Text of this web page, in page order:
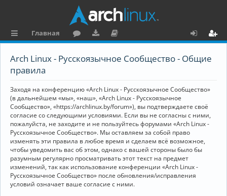
ы
к
и
Главная
ру
ру
и
ку
е
н
та
ц
и
я
о
Arch Linux - Русскоязычное Сообщество - Общие
правила
Заходя на конференцию «Arch Linux - Русскоязычное Сообщество»
(в дальнейшем «мы», «наш», «Arch Linux - Русскоязычное
Сообщество», «https://archlinux.by/forum»), вы подтверждаете своё
согласие со следующими условиями. Если вы не согласны с ними,
пожалуйста, не заходите и не пользуйтесь форумами «Arch Linux -
Русскоязычное Сообщество». Мы оставляем за собой право
изменять эти правила в любое время и сделаем всё возможное,
чтобы уведомить вас об этом, однако с вашей стороны было бы
разумным регулярно просматривать этот текст на предмет
изменений, так как использование конференции «Arch Linux -
Русскоязычное Сообщество» после обновления/исправления
условий означает ваше согласие с ними.